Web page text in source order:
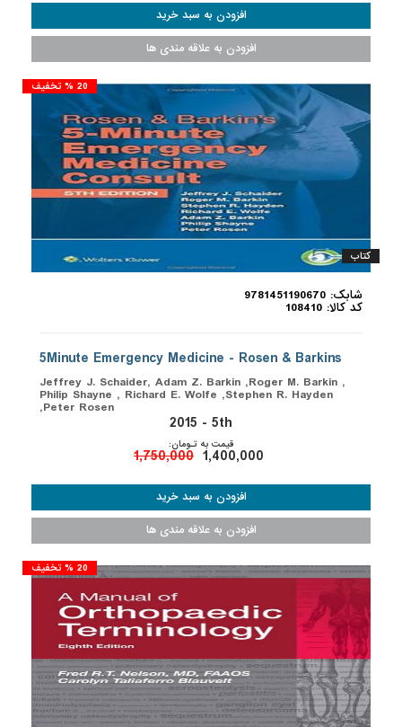
کتاب
20 % تخفیف
شابک: 9781451190670
کد کالا: 108410
5Minute Emergency Medicine - Rosen & Barkins
Jeffrey J. Schaider, Adam Z. Barkin ,Roger M. Barkin ,
Philip Shayne , Richard E. Wolfe ,Stephen R. Hayden
,Peter Rosen
2015 - 5th
قیمت به تـومان:
1,400,000
1,750,000
20 % تخفیف